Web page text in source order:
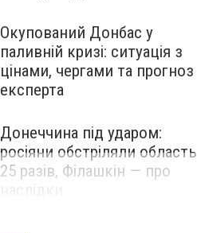
Окупований Донбас у
паливній кризі: ситуація з
цінами, чергами та прогноз
експерта
Донеччина під ударом:
росіяни обстріляли область
25 разів, Філашкін — про